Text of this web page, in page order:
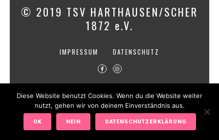
© 2019 TSV HARTHAUSEN/SCHER
1872 e.V.
IMPRESSUM DATENSCHUTZ
Diese Website benutzt Cookies. Wenn du die Website weiter
nutzt, gehen wir von deinem Einverständnis aus.
OK NEIN DATENSCHUTZERKLÄRUNG